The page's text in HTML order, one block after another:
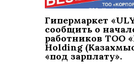
Гипермаркет
сообщить о
работников ТОО
Holding
«под зарплату».